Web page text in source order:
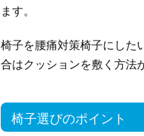
ます。
椅子を腰痛対策椅子にした
合はクッションを敷く方法
椅子選びのポイント